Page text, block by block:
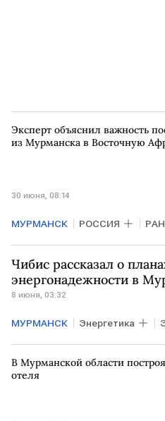
Эксперт объяснил важность
из Мурманска в Восточную
30 июня, 08:14
МУРМАНСК РОССИЯ
Чибис рассказал о
энергонадежности в
8 июня, 03:32
МУРМАНСК Энергетика
РОССИЯ РФ Россети
В Мурманской области
отеля